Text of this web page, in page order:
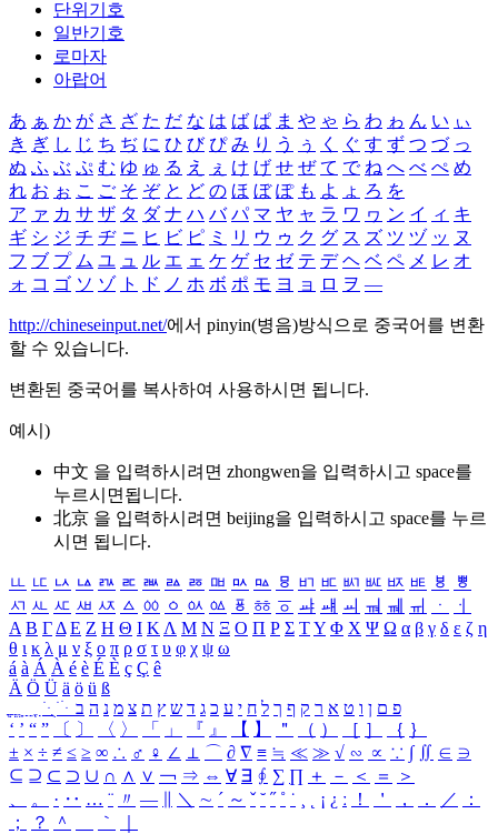
단위기호
일반기호
로마자
아랍어
あ ぁ か が さ ざ た だ な は ば ぱ ま や ゃ ら わ ゎ ん い ぃ
き ぎ し じ ち ぢ に ひ び ぴ み り う ぅ く ぐ す ず つ づ っ
ぬ ふ ぶ ぷ む ゆ ゅ る え ぇ け げ せ ぜ て で ね へ べ ぺ め
れ お ぉ こ ご そ ぞ と ど の ほ ぼ ぽ も よ ょ ろ を
ア ァ カ サ ザ タ ダ ナ ハ バ パ マ ヤ ャ ラ ワ ヮ ン イ ィ キ
ギ シ ジ チ ヂ ニ ヒ ビ ピ ミ リ ウ ゥ ク グ ス ズ ツ ヅ ッ ヌ
フ ブ プ ム ユ ュ ル エ ェ ケ ゲ セ ゼ テ デ ヘ ベ ペ メ レ オ
ォ コ ゴ ソ ゾ ト ド ノ ホ ボ ポ モ ヨ ョ ロ ヲ ―
http://chineseinput.net/에서 pinyin(병음)방식으로 중국어를 변환
할 수 있습니다.
변환된 중국어를 복사하여 사용하시면 됩니다.
예시)
中文 을 입력하시려면 zhongwen을 입력하시고 space를
누르시면됩니다.
北京 을 입력하시려면 beijing을 입력하시고 space를 누르
시면 됩니다.
ㅥ ㅦ ㅧ ㅨ ㅩ ㅪ ㅫ ㅬ ㅭ ㅮ ㅯ ㅰ ㅱ ㅲ ㅳ ㅴ ㅵ ㅶ ㅷ ㅸ
ㅹ
ㅺ ㅻ ㅼ ㅽ ㅾ ㅿ ㆀ ㆁ ㆂ ㆃ ㆄ ㆅ ㆆ ㆇ ㆈ ㆉ ㆊ ㆋ ㆌ ㆍ
ㆎ
Α Β ΓΔ Ε Ζ Η Θ Ι ΚΛ Μ Ν Ξ Ο Π Ρ Σ ΤΥ Φ Χ Ψ Ω α β γ δ ε ζ η
θ ι κ λ μ ν ξ ο π ρ σ τ υ φ χ ψ ω
á à Á À é è É È ç Ç ê
Ä Ö Ü ä ö ü ß
ִֶֹ ֻּ ׁׂ פ ם ן ו ט א ר ק ף ך ל ח י ע כ ג ד ש ץ ת צ מ נ ה ב
‘ ’ “ ” 〔 〕 〈 〉 「 」 『 』 【 】 ＂ （ ） ［ ］ ｛ ｝
± × ÷ ≠ ≤ ≥ ∞ ∴ ♂ ♀ ∠ ⊥ ⌒ ∂ ∇ ≡ ≒ ≪ ≫ √ ∽ ∝ ∵ ∫ ∬ ∈ ∋
⊆ ⊇ ⊂ ⊃ ∪ ∩ ∧ ∨ ￢ ⇒ ⇔ ∀ ∃ ∮ ∑ ∏ ＋ － ＜ ＝
＞
、
。 · ‥ … ¨ 〃 ― ＼ ∼ ´ ～ ˇ ˘ ˝ ˚ ˙ ¸ ¡ ¿ ː ！ ＇ ， ． ／
：
；
？ ＾ ｀